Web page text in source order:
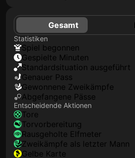
Gesamt
Statistiken
Spiel begonnen
Gespielte Minuten
Standardsituation ausgeführt
genauer Pass
Gewonnene Zweikämpfe
Abgefangene Pässe
Entscheidende Aktionen
Tore
Torvorbereitung
rausgeholte Elfmeter
Zweikämpfe als letzter Mann
gelbe Karte